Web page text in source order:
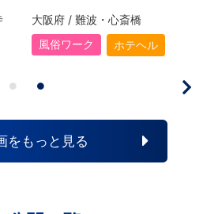
大阪府 / 難波・心斎橋
風俗ワーク
ホテヘル
をもっと見る